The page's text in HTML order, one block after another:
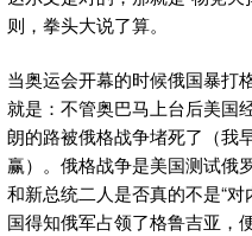
则，拳头大说了算。
当奥运会开幕的时候俄国暴打
就是：不管奥巴马上台后美国
朗的路被俄格战争堵死了（我
赢）。俄格战争是美国测试俄
和新总统二人是否真的不是“
国得知俄军占领了格鲁吉亚，